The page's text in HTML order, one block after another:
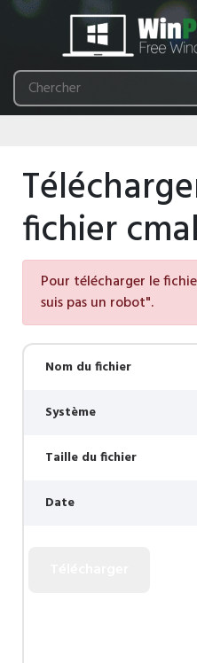
fichier
Pour télécharger le
suis pas un robot".
Nom du fichier
Système
Taille du fichier
Date